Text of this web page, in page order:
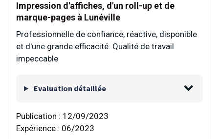
Impression d'affiches, d'un roll-up et de
marque-pages à Lunéville
Professionnelle de confiance, réactive, disponible
et d'une grande efficacité. Qualité de travail
impeccable
Evaluation détaillée
Publication : 12/09/2023
Expérience : 06/2023